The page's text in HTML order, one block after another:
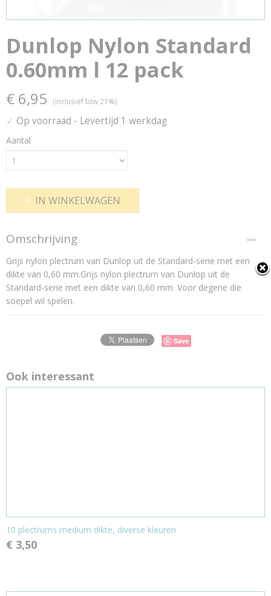
Dunlop Nylon Standard
0.60mm l 12 pack
€ 6,95 (inclusief btw 21%)
✓ Op voorraad - Levertijd 1 werkdag
Aantal
IN WINKELWAGEN
Omschrijving
Grijs nylon plectrum van Dunlop uit de Standard-serie met een
dikte van 0,60 mm.Grijs nylon plectrum van Dunlop uit de
Standard-serie met een dikte van 0,60 mm. Voor degene die
soepel wil spelen.
Save
Ook interessant
10 plectrums medium dikte, diverse kleuren
€ 3,50